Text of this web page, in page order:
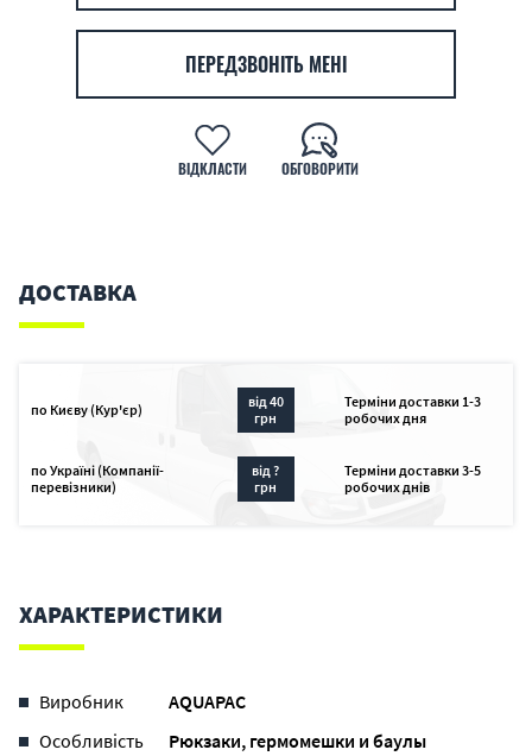
ПЕРЕДЗВОНІТЬ МЕНІ
ВІДКЛАСТИ ОБГОВОРИТИ
ДОСТАВКА
по Києву (Кур'єр)
від 40
грн
Терміни доставки 1-3
робочих дня
по Україні (Компанії-
перевізники)
від ?
грн
Терміни доставки 3-5
робочих днів
ХАРАКТЕРИСТИКИ
Виробник
AQUAPAC
Особливість
Рюкзаки, гермомешки и баулы